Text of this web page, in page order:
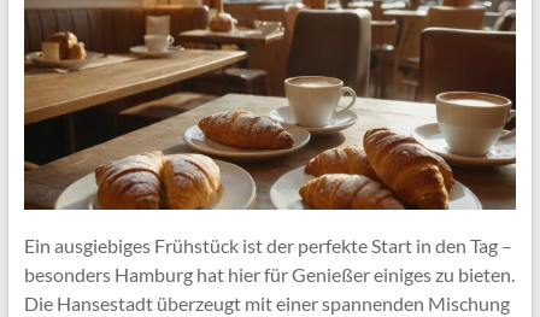
Ein ausgiebiges Frühstück ist der perfekte Start in den Tag –
besonders Hamburg hat hier für Genießer einiges zu bieten.
Die Hansestadt überzeugt mit einer spannenden Mischung